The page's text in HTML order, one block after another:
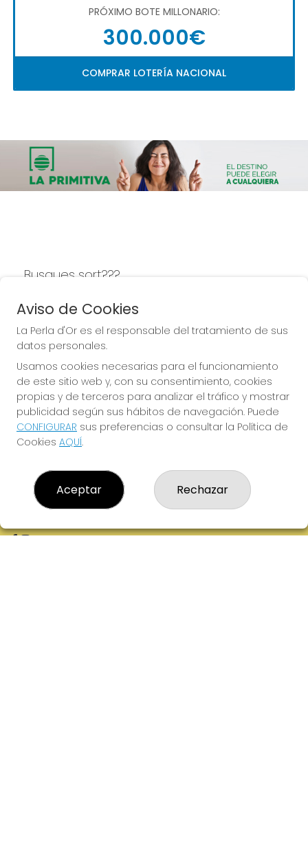
PRÓXIMO BOTE MILLONARIO:
300.000€
COMPRAR LOTERÍA NACIONAL
Busques sort???
LA PERLA D'OR
LA PERLA D'OR
¿Quiénes somos?
Comprar lotería
Resultados
Contacto
Empresas
Registro
Aviso de Cookies
La Perla d'Or es el responsable del tratamiento de sus
datos personales.
Usamos cookies necesarias para el funcionamiento
de este sitio web y, con su consentimiento, cookies
propias y de terceros para analizar el tráfico y mostrar
publicidad según sus hábitos de navegación. Puede
CONFIGURAR sus preferencias o consultar la Política de
Cookies AQUÍ.
Aceptar Rechazar